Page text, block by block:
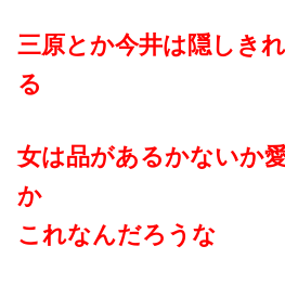
三原とか今井は隠しき
る
女は品があるかないか
か
これなんだろうな